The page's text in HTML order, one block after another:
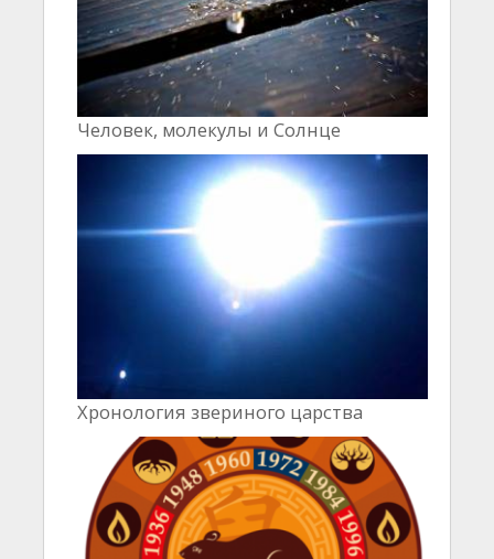
Человек, молекулы и Cолнце
Хронология звериного царства